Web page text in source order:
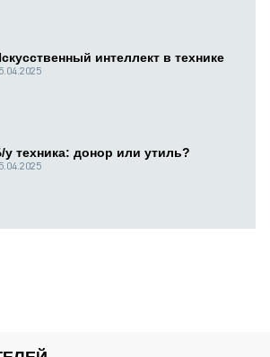
интеллект в технике
у техника: донор или утиль?